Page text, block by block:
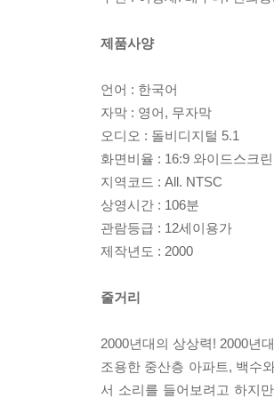
제품사양
언어 : 한국어
자막 : 영어, 무자막
오디오 : 돌비디지털 5.1
화면비율 : 16:9 와이드스크린
지역코드 : All. NTSC
상영시간 : 106분
관람등급 : 12세이용가
제작년도 : 2000
줄거리
2000년대의 상상력! 2000년
조용한 중산층 아파트, 백수
서 소리를 들어보려고 하지